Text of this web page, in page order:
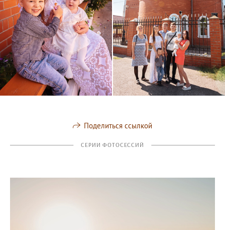
Поделиться ссылкой
СЕРИИ ФОТОСЕССИЙ